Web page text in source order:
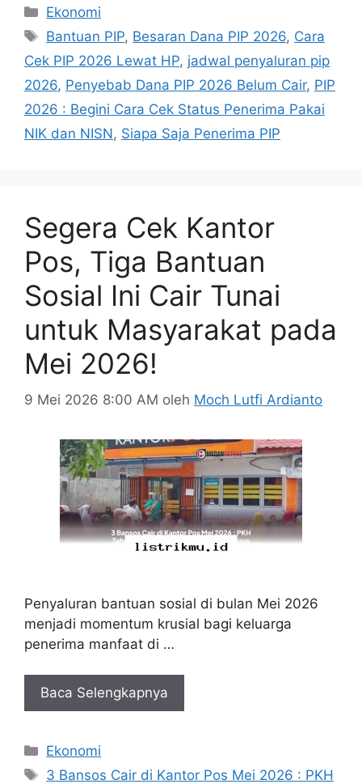
Kategori
Ekonomi
Tag
Bantuan PIP, Besaran Dana PIP 2026, Cara
Cek PIP 2026 Lewat HP, jadwal penyaluran pip
2026, Penyebab Dana PIP 2026 Belum Cair, PIP
2026 : Begini Cara Cek Status Penerima Pakai
NIK dan NISN, Siapa Saja Penerima PIP
Segera Cek Kantor
Pos, Tiga Bantuan
Sosial Ini Cair Tunai
untuk Masyarakat pada
Mei 2026!
9 Mei 2026 8:00 AM oleh Moch Lutfi Ardianto
Penyaluran bantuan sosial di bulan Mei 2026
menjadi momentum krusial bagi keluarga
penerima manfaat di …
Baca Selengkapnya
Kategori
Ekonomi
Tag
3 Bansos Cair di Kantor Pos Mei 2026 : PKH